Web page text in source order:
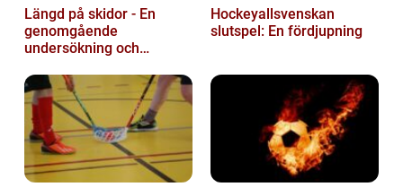
Längd på skidor - En
genomgående
undersökning och
Hockeyallsvenskan
slutspel: En fördjupning